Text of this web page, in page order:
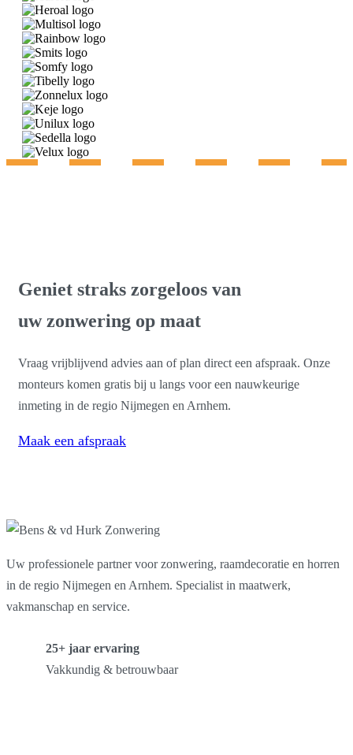
Geniet straks zorgeloos van
uw zonwering op maat
Vraag vrijblijvend advies aan of plan direct een afspraak. Onze
monteurs komen gratis bij u langs voor een nauwkeurige
inmeting in de regio Nijmegen en Arnhem.
Maak een afspraak
Uw professionele partner voor zonwering, raamdecoratie en horren
in de regio Nijmegen en Arnhem. Specialist in maatwerk,
vakmanschap en service.
25+ jaar ervaring
Vakkundig & betrouwbaar